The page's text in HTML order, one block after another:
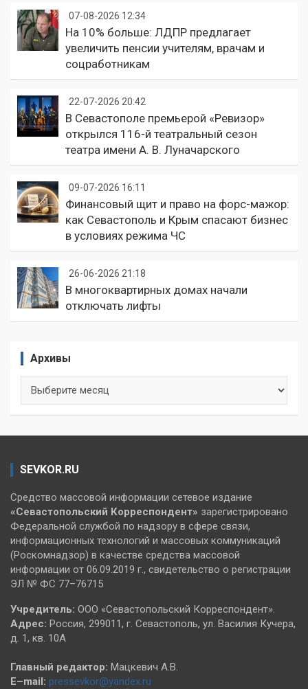
07-08-2026 12:34
На 10% больше: ЛДПР предлагает
увеличить пенсии учителям, врачам и
соцработникам
22-07-2026 20:42
В Севастополе премьерой «Ревизор»
открылся 116-й театральный сезон
театра имени А. В. Луначарского
09-07-2026 16:11
Финансовый щит и право на форс-мажор:
как Севастополь и Крым спасают бизнес
в условиях режима ЧС
26-06-2026 21:18
В многоквартирных домах начали
отключать лифты
Архивы
SEVKOR.RU
Средство массовой информации сетевое издание
«Севастопольский Корреспондент» зарегистрировано
Федеральной службой по надзору в сфере связи,
информационных технологий и массовых коммуникаций
(Роскомнадзор) в качестве средства массовой
информации от 06.09.2019 г., свидетельство о регистрации
ЭЛ № ФС 77–76715
Учредитель: ООО «Севастопольский Корреспондент».
Адрес: Россия, 299011, г. Севастополь, ул. Василия Кучера,
д. 1, кв. 10А
Главный редактор: Мацкевич А.В.
E–mail: pressevkor@yandex.ru